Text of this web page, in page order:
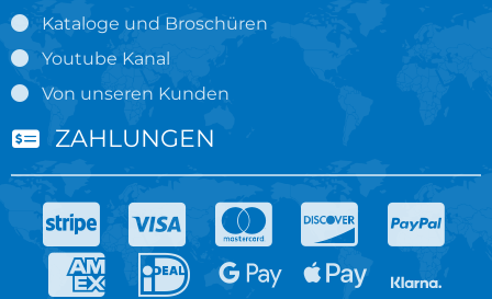
Kataloge und Broschüren
Youtube Kanal
Von unseren Kunden
ZAHLUNGEN